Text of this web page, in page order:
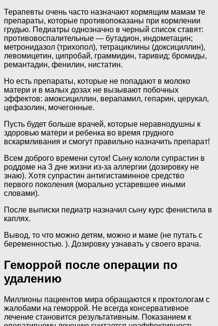
Терапевты очень часто назначают кормящим мамам те
препараты, которые противопоказаны при кормлении
грудью. Педиатры однозначно в черный список ставят:
противовоспалительные — бутадион, индометацин;
метронидазол (трихопол), тетрациклины (доксициллин),
левомицетин, ципробай, граммидин, таривид; бромиды,
ремантадин, фенилин, нистатин.
Но есть препараты, которые не попадают в молоко
матери и в малых дозах не вызывают побочных
эффектов: амоксициллин, верапамил, гепарин, церукал,
цефазолин, мочегонные.
Пусть будет больше врачей, которые неравнодушны к
здоровью матери и ребенка во время грудного
вскармливания и смогут правильно назначить препарат!
Всем доброго времени суток! Сыну кололи супрастин в
роддоме на 3 дне жизни из-за аллергии (дозировку не
знаю). Хотя супрастин антигистаминное средство
первого поколения (морально устаревшее иными
словами).
После выписки педиатр назначил сыну курс фенистила в
каплях.
Вывод, то что можно детям, можно и маме (не путать с
беременностью. ). Дозировку узнавать у своего врача.
Геморрой после операции по
удалению
Миллионы пациентов мира обращаются к проктологам с
жалобами на геморрой. Не всегда консервативное
лечение становится результативным. Показанием к